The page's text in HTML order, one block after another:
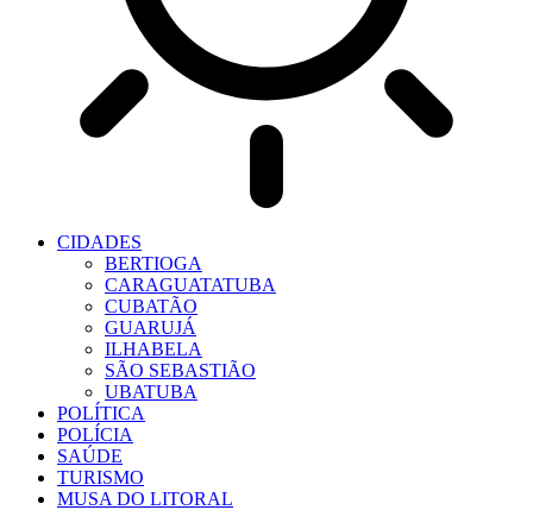
CIDADES
BERTIOGA
CARAGUATATUBA
CUBATÃO
GUARUJÁ
ILHABELA
SÃO SEBASTIÃO
UBATUBA
POLÍTICA
POLÍCIA
SAÚDE
TURISMO
MUSA DO LITORAL